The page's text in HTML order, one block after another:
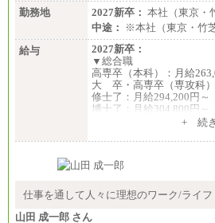
勤務地
2027新卒： 本社（東京・
中途：
※本社（東京・竹
給与
2027新卒：
▼総合職
高専卒（本科）：月給
大 卒・高専卒（専攻科）
修士了：月給294,200円～
博士了：月給304,800円～
で、それらを入社後の実
することがあります
▼アソシエイト職
+ 続
仕事を通して人々に理想のワーク/ライフ
山田 成一郎 さん